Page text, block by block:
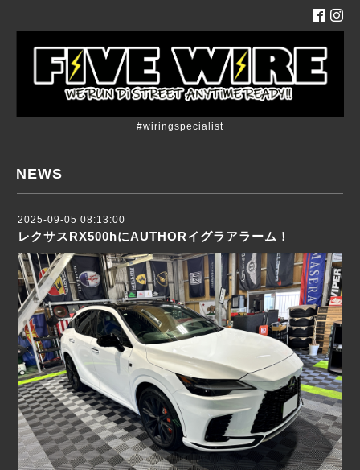
#wiringspecialist
NEWS
2025-09-05 08:13:00
レクサスRX500hにAUTHORイグラアラーム！